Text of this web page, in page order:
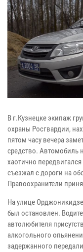
В г.Кузнецке экипаж
охраны Росгвардии,
пятом часу вечера
средство. Автомобиль
хаотично
съезжал с дороги на
Правоохранители
На улице
был остановлен.
автолюбителя
алкогольного
задержанного